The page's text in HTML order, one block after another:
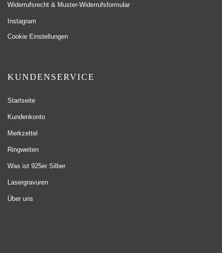
Widerrufsrecht & Muster-Widerrufsformular
Instagram
Cookie Einstellungen
KUNDENSERVICE
Startseite
Kundenkonto
Merkzettel
Ringweiten
Was ist 925er Silber
Lasergravuren
Über uns